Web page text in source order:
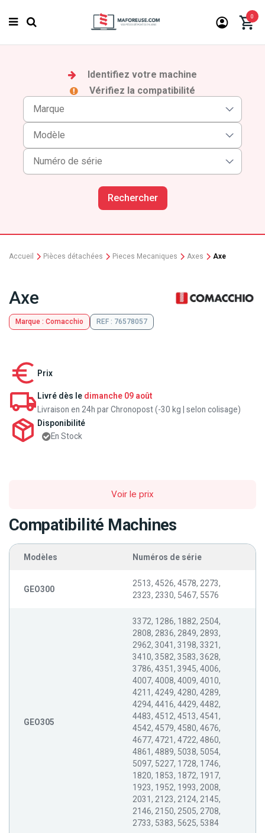
0
Identifiez votre machine
Vérifiez la compatibilité
Rechercher
Accueil Pièces détachées Pieces Mecaniques Axes Axe
Axe
Marque : Comacchio REF : 76578057
Prix
Livré dès le dimanche 09 août
Livraison en 24h par Chronopost (-30 kg | selon colisage)
Disponibilité
En Stock
Voir le prix
Compatibilité Machines
Modèles Numéros de série
GEO300
2513, 4526, 4578, 2273,
2323, 2330, 5467, 5576
GEO305
3372, 1286, 1882, 2504,
2808, 2836, 2849, 2893,
2962, 3041, 3198, 3321,
3410, 3582, 3583, 3628,
3786, 4351, 3945, 4006,
4007, 4008, 4009, 4010,
4211, 4249, 4280, 4289,
4294, 4416, 4429, 4482,
4483, 4512, 4513, 4541,
4542, 4579, 4580, 4676,
4677, 4721, 4722, 4860,
4861, 4889, 5038, 5054,
5097, 5227, 1728, 1746,
1820, 1853, 1872, 1917,
1923, 1952, 1993, 2008,
2031, 2123, 2124, 2145,
2146, 2150, 2505, 2708,
2733, 5383, 5625, 5384